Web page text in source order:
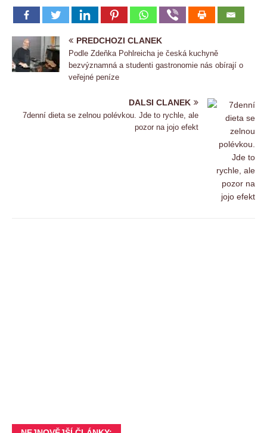
PREDCHOZI CLANEK
Podle Zdeňka Pohlreicha je česká kuchyně
bezvýznamná a studenti gastronomie nás obírají o
veřejné peníze
DALSI CLANEK
7denní dieta se zelnou polévkou. Jde to rychle, ale
pozor na jojo efekt